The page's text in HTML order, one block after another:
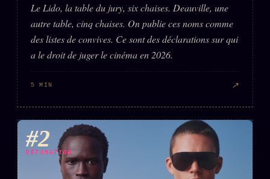
Récents
À la une
Recherche ⌕
Tous les tags
Soumettre un tip
Nous écrire
Presse
Business
Le Lido, la table du jury, six chaises. Deauville, une
autre table, cinq chaises. On publie ces noms comme
des listes de convives. Ce sont des déclarations sur qui
a le droit de juger le cinéma en 2026.
5 MIN ↗
#2
DÉTONATION